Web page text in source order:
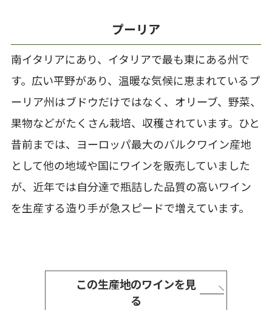
プーリア
南イタリアにあり、イタリアで最も東にある州で
す。広い平野があり、温暖な気候に恵まれているプ
ーリア州はブドウだけではなく、オリーブ、野菜、
果物などがたくさん栽培、収穫されています。ひと
昔前までは、ヨーロッパ最大のバルクワイン産地
として他の地域や国にワインを販売していました
が、近年では自分達で瓶詰した品質の高いワイン
を生産する造り手が急スピードで増えています。
この生産地のワインを見
る